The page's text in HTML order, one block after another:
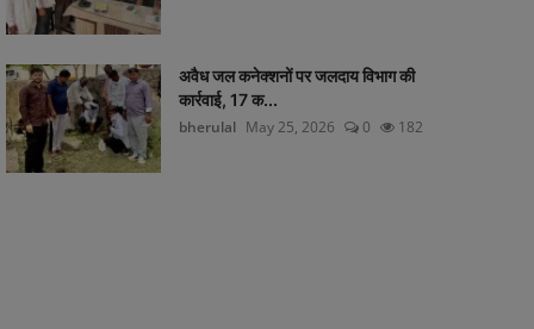
अवैध जल कनेक्शनों पर जलदाय विभाग की
कार्रवाई, 17 क...
bherulal May 25, 2026 0 182